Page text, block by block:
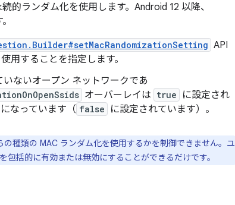
的ランダム化を使用します。Android 12 以降、
API
用することを指定します。
ないオープン ネットワークであ
オーバーレイは true
に設定され
なっています（ false に設定されています）。
種類の MAC ランダム化を使用するかを制御できません。ユ
括的に有効または無効にすることができるだけです。